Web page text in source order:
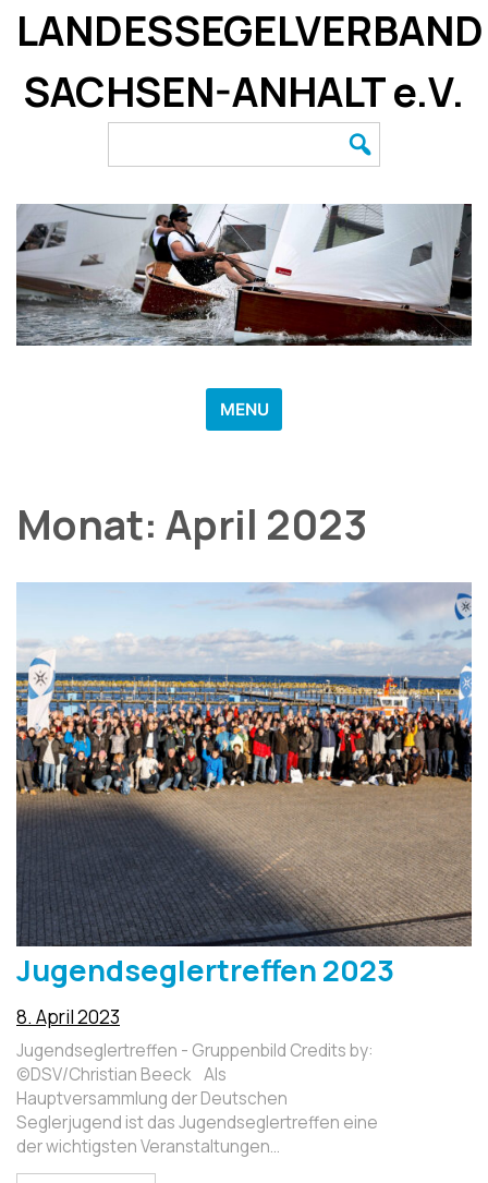
SkipLANDESSEGELVERBAND
SACHSEN-ANHALT e.V.
for:
MENU
Monat: April 2023
Jugendseglertreffen 2023
8. April 2023
Jugendseglertreffen - Gruppenbild Credits by:
©DSV/Christian Beeck Als
Hauptversammlung der Deutschen
Seglerjugend ist das Jugendseglertreffen eine
der wichtigsten Veranstaltungen…